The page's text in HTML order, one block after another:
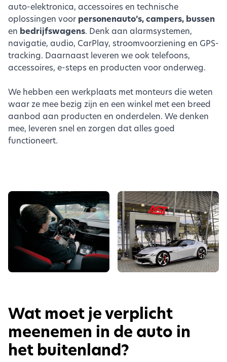
auto-elektronica, accessoires en technische
oplossingen voor personenauto’s, campers, bussen
en bedrijfswagens. Denk aan alarmsystemen,
navigatie, audio, CarPlay, stroomvoorziening en GPS-
tracking. Daarnaast leveren we ook telefoons,
accessoires, e-steps en producten voor onderweg.
We hebben een werkplaats met monteurs die weten
waar ze mee bezig zijn en een winkel met een breed
aanbod aan producten en onderdelen. We denken
mee, leveren snel en zorgen dat alles goed
functioneert.
Wat moet je verplicht
meenemen in de auto in
het buitenland?